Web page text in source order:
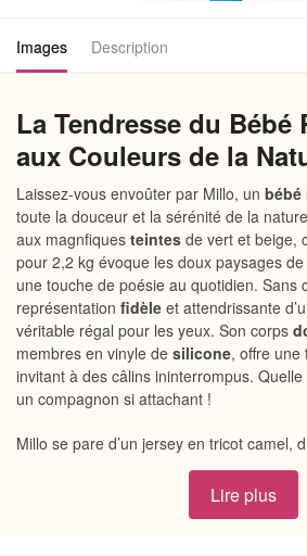
Images Description
La Tendresse du Bébé
aux Couleurs de la
Laissez-vous envoûter par Millo, un bébé
toute la douceur et la sérénité de la
aux magnfiques teintes de vert et beige,
pour 2,2 kg évoque les doux paysages
une touche de poésie au quotidien. Sans
représentation fidèle et attendrissante
véritable régal pour les yeux. Son corps
membres en vinyle de silicone, offre une
invitant à des câlins ininterrompus.
un compagnon si attachant !
Millo se pare d’un jersey en tricot camel,
et beige, et d’un adorable bavoir orné
qui révèle son esprit ludique. La
oreillettes, douce comme un nuage, est
Lire plus